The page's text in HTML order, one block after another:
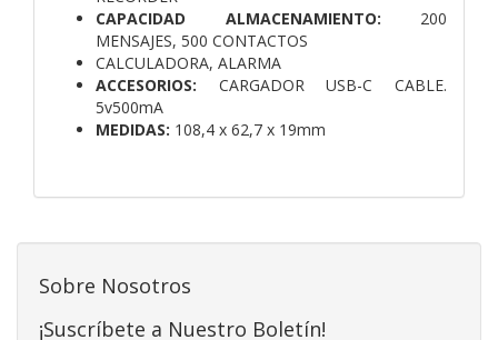
CAPACIDAD ALMACENAMIENTO: 200
MENSAJES, 500 CONTACTOS
CALCULADORA, ALARMA
ACCESORIOS: CARGADOR USB-C CABLE.
5v500mA
MEDIDAS: 108,4 x 62,7 x 19mm
Sobre Nosotros
¡Suscríbete a Nuestro Boletín!